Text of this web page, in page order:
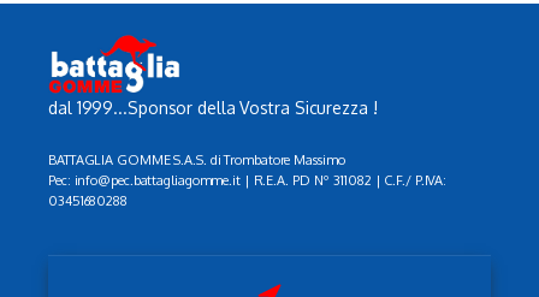
dal 1999...Sponsor della Vostra Sicurezza !
BATTAGLIA GOMME S.A.S. di Trombatore Massimo
Pec: info@pec.battagliagomme.it | R.E.A. PD Nº 311082 | C.F./ P.IVA:
03451680288